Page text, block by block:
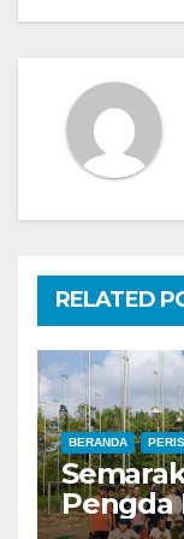
RELATED
BERANDA
Pengda